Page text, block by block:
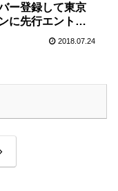
ー登録して東京
に先行エントリ
2018.07.24